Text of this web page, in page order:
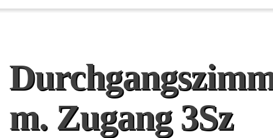
m. Zugang 3Sz